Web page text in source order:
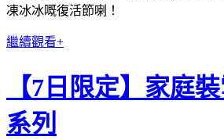
凍冰冰嘅復活節喇！
繼續觀看+
【7日限定】家庭
系列